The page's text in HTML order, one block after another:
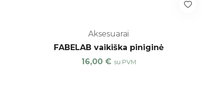
Aksesuarai
FABELAB vaikiška piniginė
16,00 € su PVM